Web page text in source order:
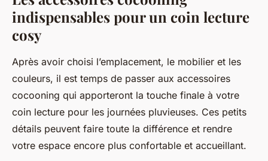
indispensables pour un coin lecture
cosy
Après avoir choisi l’emplacement, le mobilier et les
couleurs, il est temps de passer aux accessoires
cocooning qui apporteront la touche finale à votre
coin lecture pour les journées pluvieuses. Ces petits
détails peuvent faire toute la différence et rendre
votre espace encore plus confortable et accueillant.